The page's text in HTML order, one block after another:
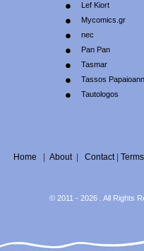
Lef Kiort
Mycomics.gr
nec
Pan Pan
Tasmar
Tassos
Tautologos
Home About| Contact| Terms
© 2011 - 2026 . All Rights